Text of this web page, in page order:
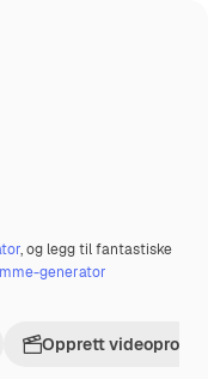
, og legg til fantastiske
generator
Opprett